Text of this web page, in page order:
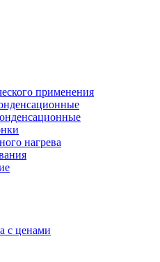
применения
нагрева
с ценами